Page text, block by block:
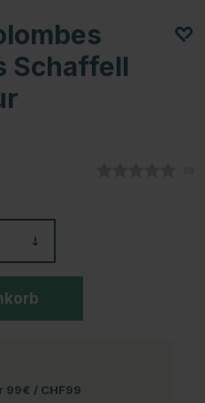
Schaffell
99€ / CHF99